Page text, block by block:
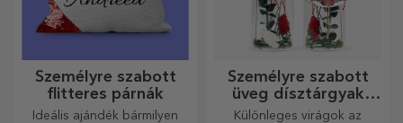
Személyre szabott
flitteres párnák
Ideális ajándék bármilyen
Személyre szabott
üveg dísztárgyak
konzervált virágokkal
Különleges virágok az